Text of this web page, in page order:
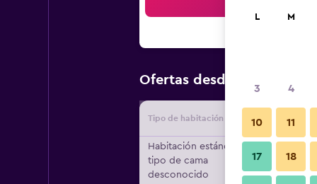
Ofertas desde Oferta
Tipo de habitación
Habitación estándar,
tipo de cama
desconocido
L M
3 4
10 11
17 18